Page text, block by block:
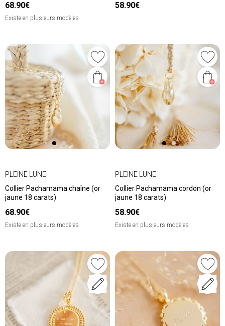
68.90€
Existe en plusieurs modèles
58.90€
PLEINE LUNE
Collier Pachamama chaîne (or
jaune 18 carats)
68.90€
Existe en plusieurs modèles
PLEINE LUNE
Collier Pachamama cordon (or
jaune 18 carats)
58.90€
Existe en plusieurs modèles